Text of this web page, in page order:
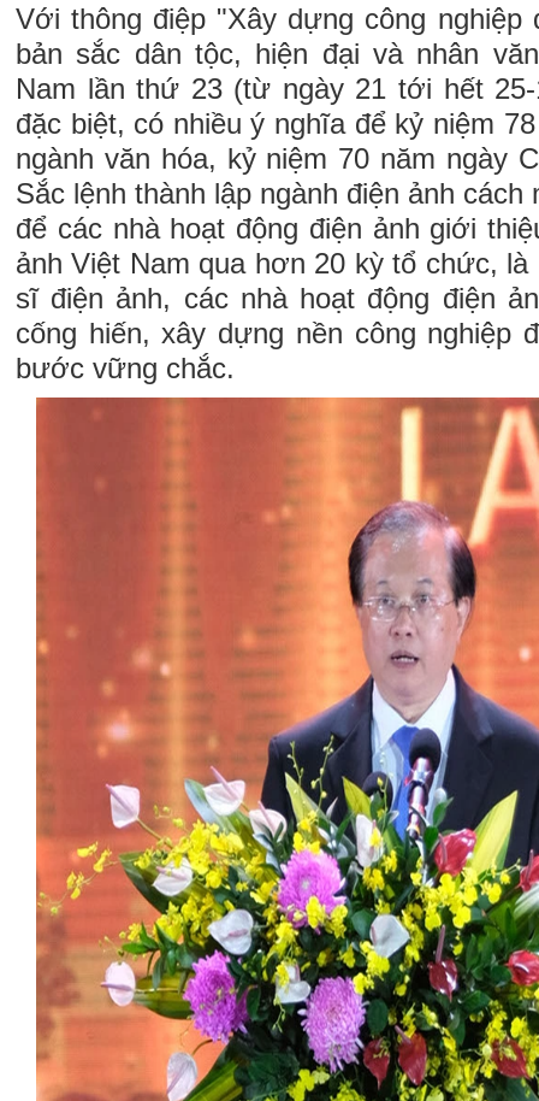
Với thông điệp "Xây dựng công nghiệp
bản sắc dân tộc, hiện đại và nhân
Nam lần thứ 23 (từ ngày 21 tới hết
đặc biệt, có nhiều ý nghĩa để kỷ niệm
ngành văn hóa, kỷ niệm 70 năm ngày
Sắc lệnh thành lập ngành điện ảnh
để các nhà hoạt động điện ảnh giới
ảnh Việt Nam qua hơn 20 kỳ tổ chức,
sĩ điện ảnh, các nhà hoạt động điện
cống hiến, xây dựng nền công nghiệp
bước vững chắc.